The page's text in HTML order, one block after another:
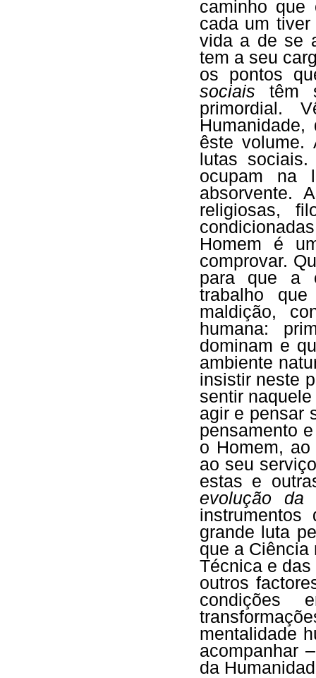
caminho que
cada um
vida a de se
tem a seu
os pontos
sociais têm
primordial.
êste
lutas
ocupam na
absorvente.
religiosas,
Homem é
comprovar.
para que a
trabalho
maldição,
humana:
dominam e
ambiente
insistir neste
sentir
agir e pensar
pensamento
o Homem,
ao seu
estas e
evolução da
grande luta
que a Ciência
Técnica e
outros
condições
mentalidade
acompanhar
da